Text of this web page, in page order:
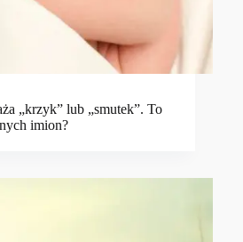
„krzyk” lub „smutek”. To
imion?